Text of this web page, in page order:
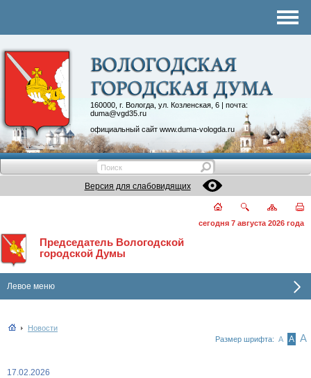
160000, г. Вологда, ул. Козленская, 6 | почта:
duma@vgd35.ru
официальный сайт www.duma-vologda.ru
Контакты
Депутатские объединения
Версия для слабовидящих
сегодня 7 августа 2026 года
Председатель Вологодской
городской Думы
Левое меню
Новости
Размер шрифта: А А А
17.02.2026